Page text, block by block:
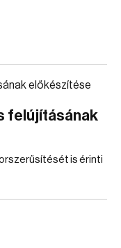
felújításának
is érinti